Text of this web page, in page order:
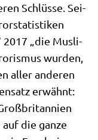
Schlüs­se. Sei­
2017 „die Mus­li­
wur­den,
aller ande­ren
erwähnt:
die gan­ze